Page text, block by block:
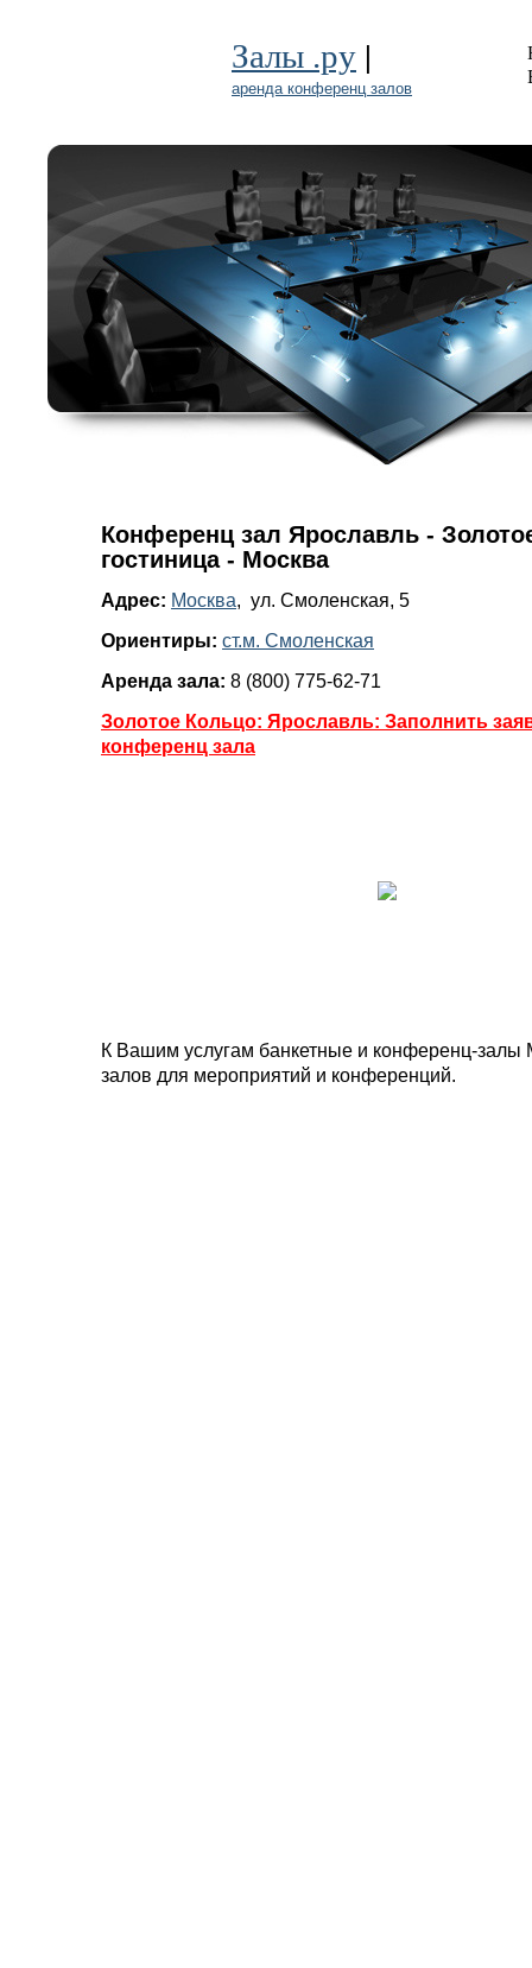
Залы .ру |
аренда конференц залов
Конференц зал Ярославль -
гостиница - Москва
Адрес: Москва, ул. Смоленская, 5
Ориентиры: ст.м. Смоленская
Аренда зала: 8 (800) 775-62-71
Золотое Кольцо: Ярославль: Заполнить
конференц зала
К Вашим услугам банкетные и конференц-залы
залов для мероприятий и конференций.